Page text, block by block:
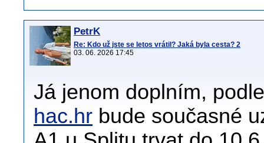
PetrK
Re: Kdo už jste se letos vrátil? Jaká byla cesta? 2
03. 06. 2026 17:45
Já jenom doplním,
hac.hr bude současné